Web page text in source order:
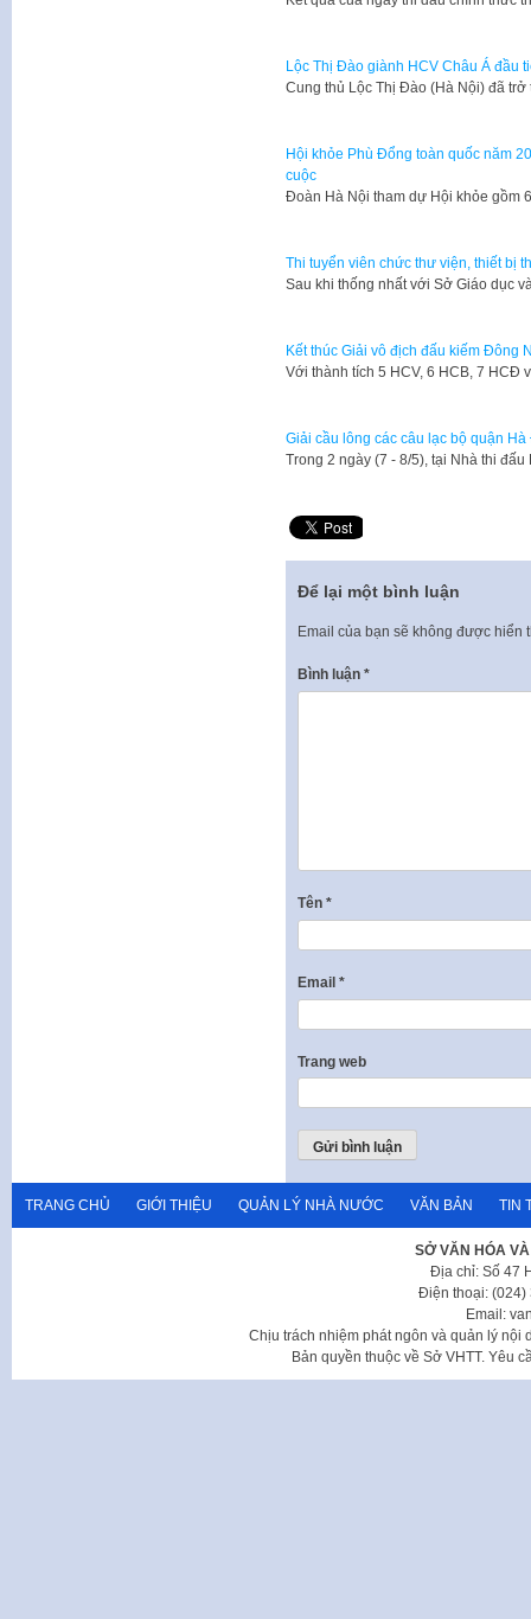
Lộc Thị Đào giành HCV Châu Á đầu
Cung thủ Lộc Thị Đào (Hà Nội) đã
Hội khỏe Phù Đổng toàn quốc năm
cuộc
Đoàn Hà Nội tham dự Hội khỏe gồm
Thi tuyển viên chức thư viện, thiết bị
​Sau khi thống nhất với Sở Giáo dục
Kết thúc Giải vô địch đấu kiếm Đông
Với thành tích 5 HCV, 6 HCB, 7 HCĐ
Giải cầu lông các câu lạc bộ quận
Trong 2 ngày (7 - 8/5), tại Nhà thi
Để lại một bình luận
Email của bạn sẽ không được hiển
Bình luận *
Tên *
Email *
Trang web
TRANG CHỦ GIỚI THIỆU QUẢN LÝ NHÀ NƯỚC VĂN BẢN TIN
SỞ VĂN HÓA
Địa chỉ: Số 47
Điện thoại: (024)
Email:
Chịu trách nhiệm phát ngôn và quản lý nội
Bản quyền thuộc về Sở VHTT. Yêu